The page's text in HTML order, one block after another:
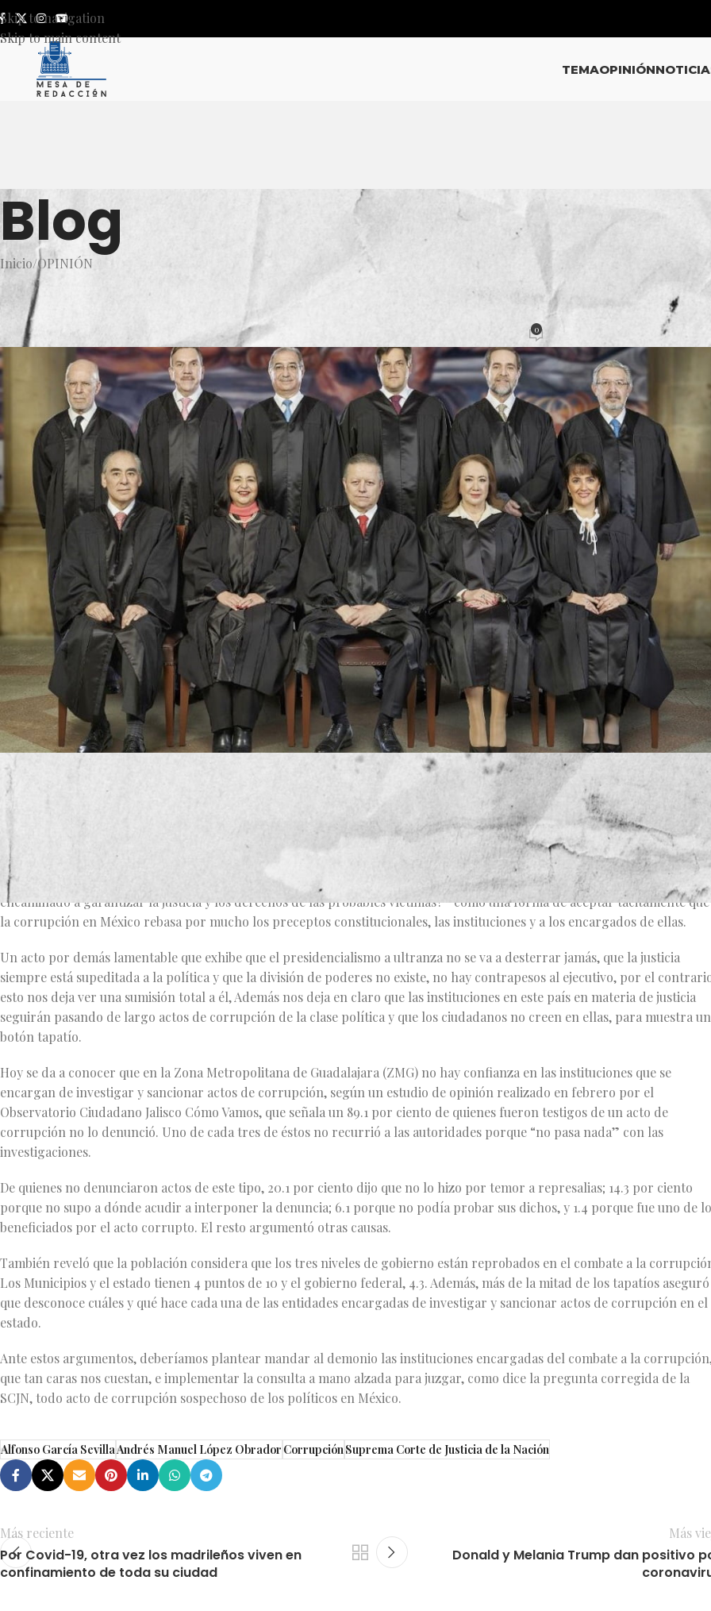
Skip to navigation
Skip to main content
TEMAOPINIÓN
Blog
Inicio OPINIÓN
EL BUCLE DEL PRESIDENCIALISMO CORRUPTO
Publicado por 0
La Suprema Corte de Justicia de la Nación declaró válida la consulta que el ejecutivo federal pretende hacer para juzgar a
los ex presidentes de México, de Salinas a Peña Nieto, en una determinación polémica, que ha dividido a la opinión publica
que cambia el sentido de la pregunta original a:
“¿Estás de acuerdo o no en que se lleven a cabo las acciones pertinentes con apego al marco constitucional y legal para
emprender un proceso de esclarecimiento de las decisiones políticas tomadas en los años pasados por los actores políticos,
encaminado a garantizar la justicia y los derechos de las probables víctimas?” como una forma de aceptar tácitamente que
la corrupción en México rebasa por mucho los preceptos constitucionales, las instituciones y a los encargados de ellas.
Un acto por demás lamentable que exhibe que el presidencialismo a ultranza no se va a desterrar jamás, que la justicia
siempre está supeditada a la política y que la división de poderes no existe, no hay contrapesos al ejecutivo, por el
esto nos deja ver una sumisión total a él, Además nos deja en claro que las instituciones en este país en materia de justicia
seguirán pasando de largo actos de corrupción de la clase política y que los ciudadanos no creen en ellas, para muestra un
botón tapatío.
Hoy se da a conocer que en la Zona Metropolitana de Guadalajara (ZMG) no hay confianza en las instituciones que se
encargan de investigar y sancionar actos de corrupción, según un estudio de opinión realizado en febrero por el
Observatorio Ciudadano Jalisco Cómo Vamos, que señala un 89.1 por ciento de quienes fueron testigos de un acto de
corrupción no lo denunció. Uno de cada tres de éstos no recurrió a las autoridades porque “no pasa nada” con las
investigaciones.
De quienes no denunciaron actos de este tipo, 20.1 por ciento dijo que no lo hizo por temor a represalias; 14.3 por ciento
porque no supo a dónde acudir a interponer la denuncia; 6.1 porque no podía probar sus dichos, y 1.4 porque fue uno de
beneficiados por el acto corrupto. El resto argumentó otras causas.
También reveló que la población considera que los tres niveles de gobierno están reprobados en el combate a la
Los Municipios y el estado tienen 4 puntos de 10 y el gobierno federal, 4.3. Además, más de la mitad de los tapatíos aseguró
que desconoce cuáles y qué hace cada una de las entidades encargadas de investigar y sancionar actos de corrupción en el
estado.
Ante estos argumentos, deberíamos plantear mandar al demonio las instituciones encargadas del combate a la
que tan caras nos cuestan, e implementar la consulta a mano alzada para juzgar, como dice la pregunta corregida de la
SCJN, todo acto de corrupción sospechoso de los políticos en México.
Alfonso García SevillaAndrés Manuel López ObradorCorrupciónSuprema Corte de Justicia de la Nación
Más reciente
Por Covid-19, otra vez los madrileños viven en
confinamiento de toda su ciudad
Más
Donald y Melania Trump dan positivo